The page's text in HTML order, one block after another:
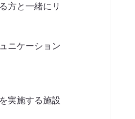
方と一緒にリ
ニケーション
実施する施設